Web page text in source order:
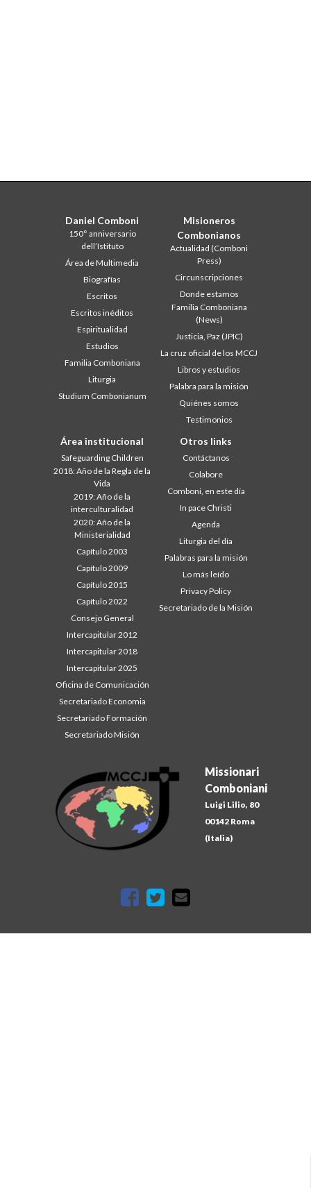
Missionari
Comboniani
Luigi Lilio, 80
00142 Roma
(Italia)
Daniel Comboni
150° anniversario
dell’Istituto
Área de Multimedia
Biografías
Escritos
Escritos inéditos
Espiritualidad
Estudios
Familia Comboniana
Liturgia
Studium Combonianum
Misioneros
Combonianos
Actualidad (Comboni
Press)
Circunscripciones
Donde estamos
Familia Comboniana
(News)
Justicia, Paz (JPIC)
La cruz oficial de los MCCJ
Libros y estudios
Palabra para la misión
Quiénes somos
Testimonios
Área institucional
Safeguarding Children
2018: Año de la Regla de la
Vida
2019: Año de la
interculturalidad
2020: Año de la
Ministerialidad
Capítulo 2003
Capítulo 2009
Capítulo 2015
Capítulo 2022
Consejo General
Intercapitular 2012
Intercapitular 2018
Intercapitular 2025
Oficina de Comunicación
Secretariado Economia
Secretariado Formación
Secretariado Misión
Otros links
Contáctanos
Colabore
Comboni, en este día
In pace Christi
Agenda
Liturgia del día
Palabras para la misión
Lo más leído
Privacy Policy
Secretariado de la Misión